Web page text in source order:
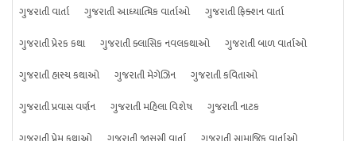
ગુજરાતી વાર્તા ગુજરાતી આધ્યાત્મિક વાર્તાઓ
ગુજરાતી ફિક્શન વાર્તા
ગુજરાતી પ્રેરક કથા
ગુજરાતી ક્લાસિક નવલકથાઓ
ગુજરાતી બાળ વાર્તાઓ
ગુજરાતી હાસ્ય કથાઓ
ગુજરાતી મેગેઝિન
ગુજરાતી કવિતાઓ
ગુજરાતી પ્રવાસ વર્ણન
ગુજરાતી મહિલા વિશેષ
ગુજરાતી નાટક